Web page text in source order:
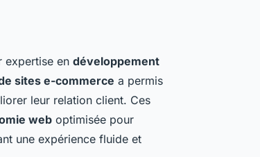
expertise en développement
sites e-commerce a permis
leur relation client. Ces
web optimisée pour
une expérience fluide et